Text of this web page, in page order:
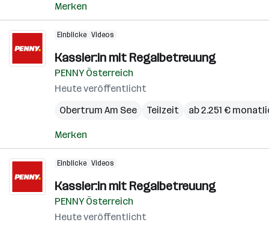
Merken
Einblicke Videos
Kassier:in mit Regalbetreuung
PENNY Österreich
Heute veröffentlicht
Obertrum Am See
Teilzeit ab 2.251 €
Merken
Einblicke Videos
Kassier:in mit Regalbetreuung
PENNY Österreich
Heute veröffentlicht